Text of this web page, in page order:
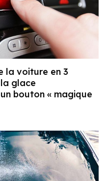
la voiture en 3
glace
bouton « magique